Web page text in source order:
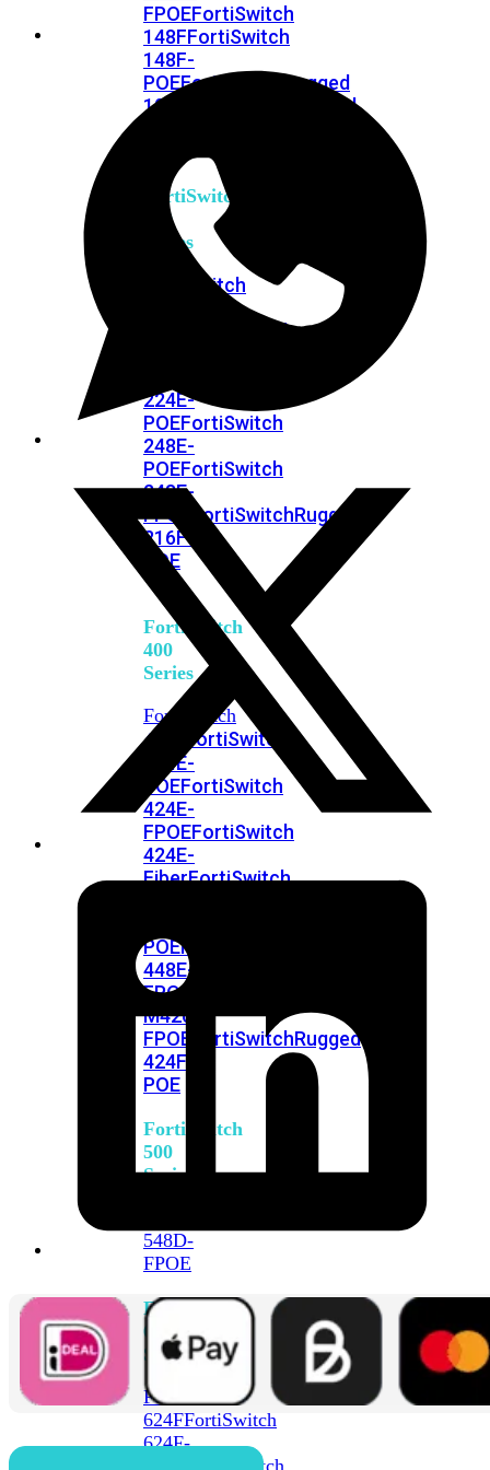
FPOEFortiSwitch
148FFortiSwitch
148F-
POEFortiSwitchRugged
108F
FortiSwitchRugged
FortiSwitch
200
Series
FortiSwitch
FortiSwitch
224E-
POEFortiSwitch
248E-
POEFortiSwitch
248E-
FPOE
FortiSwitchRugged
216F-
POE
FortiSwitch
400
Series
FortiSwitch
424E
FortiSwitch
424E-
POEFortiSwitch
424E-
FPOEFortiSwitch
424E-
FiberFortiSwitch
POEFortiSwitch
448E-
FPOE
M426E-
FPOE
FortiSwitchRugged
424F-
POE
FortiSwitch
500
Series
548D-
FPOE
FortiSwitch
600
Series
FortiSwitch
624FFortiSwitch
624F-
FortiSwitch